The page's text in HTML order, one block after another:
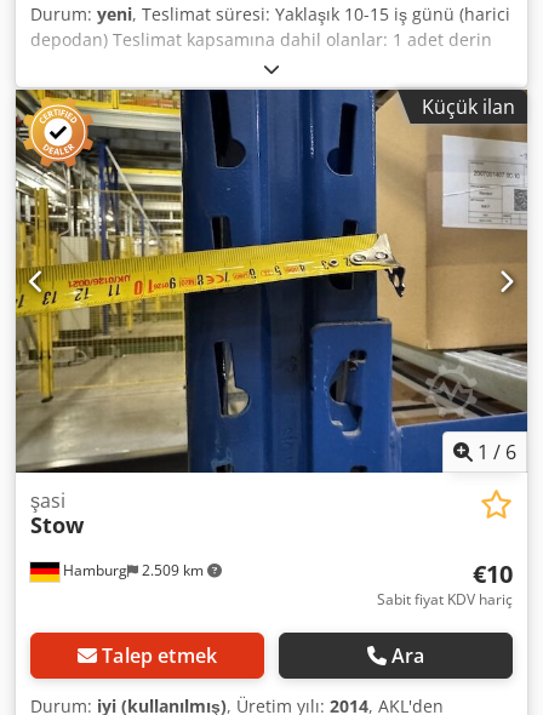
Durum: yeni, Teslimat süresi: Yaklaşık 10-15 iş günü (harici
depodan) Teslimat kapsamına dahil olanlar: 1 adet derin
profil çerçeve, yeni İtme emniyeti ile birlikte Malzeme
rengi: Sendzimir galvanizli Destek derinliği için: 1.100 mm
Toplam derinlik: 1.200 mm Crsdpfxsztbtps Af Hef Toplam
genişlik: 850 mm Dayama açısı: 1.200 x 100 x 50 mm Enine
bağlantı elemanları: 850 x 35 x 35 mm Malzeme kalınlığı:
Yaklaşık 3 mm Ağırlık/adet: Yaklaşık 12,00 kg Not: Derin
profil çerçeve ve entegre itme emniyeti, enine ve boyuna
yerleştirilmiş konteynerlerin, ızgara kutuların ve paletlerin
kaymasını önler. Ayrıca bunlar, paletlerin raftaki
depolanmasının stabilize edilmesine de yardımcı olur.
Küçük ilan
1 / 6
Hamburg 2.509 km
şasi
Stow
€10
Sabit fiyat KDV hariç
Talep etmek Ara
Durum: iyi (kullanılmış), Üretim yılı: 2014, AKL'den